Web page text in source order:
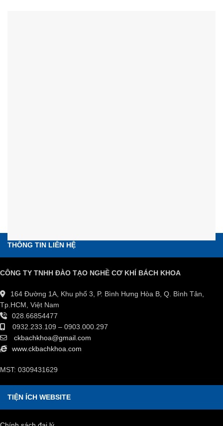
THÔNG TIN LIÊN HỆ
CÔNG TY TNHH ĐÀO TẠO NGHỀ CƠ KHÍ BÁCH KHOA
164 Đường 1A, Khu phố 3, P. Bình Hưng Hòa B, Q. Bình Tân,
Tp.HCM, Việt Nam
028.66854477
0932.233.109 – 0903.000.297
ckbachkhoa@gmail.com
www.ckbachkhoa.com
MST: 0309431629
TIỆN ÍCH WEBSITE